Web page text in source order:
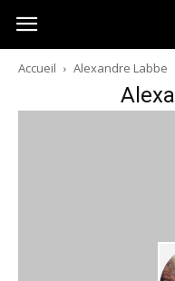
Australia-
australie.com
Accueil Alexandre Labbe